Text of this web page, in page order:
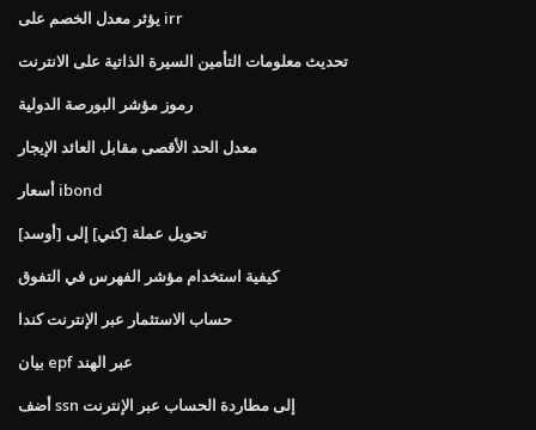
يؤثر معدل الخصم على irr
تحديث معلومات التأمين السيرة الذاتية على الانترنت
رموز مؤشر البورصة الدولية
معدل الحد الأقصى مقابل العائد الإيجار
أسعار ibond
تحويل عملة [كني] إلى [أوسد]
كيفية استخدام مؤشر الفهرس في التفوق
حساب الاستثمار عبر الإنترنت كندا
بيان epf عبر الهند
أضف ssn إلى مطاردة الحساب عبر الإنترنت